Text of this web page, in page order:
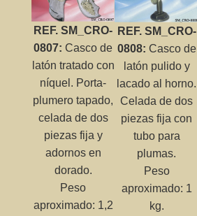
REF. SM_CRO-
0807: Casco de
latón tratado con
níquel. Porta-
plumero tapado,
celada de dos
piezas fija y
adornos en
dorado.
Peso
aproximado: 1,2
REF. SM_CRO-
0808: Casco de
latón pulido y
lacado al horno.
Celada de dos
piezas fija con
tubo para
plumas.
Peso
aproximado: 1
kg.